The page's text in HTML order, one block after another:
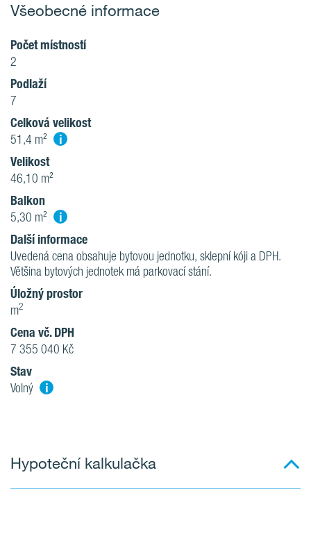
Všeobecné informace
Počet místností
2
Podlaží
7
Celková velikost
51,4 m² i
Velikost
46,10 m²
Balkon
5,30 m² i
Další informace
Uvedená cena obsahuje bytovou jednotku, sklepní kóji a DPH.
Většina bytových jednotek má parkovací stání.
Úložný prostor
m2
Cena vč. DPH
7 355 040 Kč
Stav
Volný i
Hypoteční kalkulačka